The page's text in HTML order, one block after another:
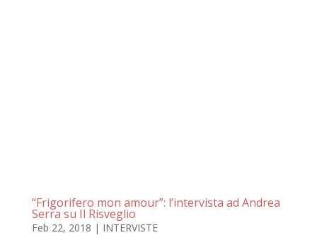
“Frigorifero mon amour”: l’intervista ad Andrea
Serra su Il Risveglio
Feb 22, 2018 | INTERVISTE